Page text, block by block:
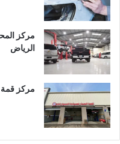
مركز
الرياض
مركز قمة